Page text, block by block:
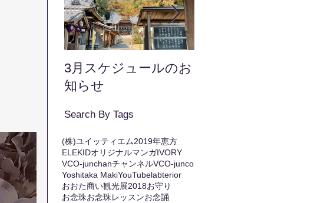
3月スケジュールのお
知らせ
Search By Tags
(株)ユイッティエム2019年恵方
ELEKIDオリジナルマンガIVORY
VCO-junchanチャンネルVCO-junco
Yoshitaka MakiYouTubelabterior
おおた商い観光展2018お守り
お念珠お念珠レッスンお念誦